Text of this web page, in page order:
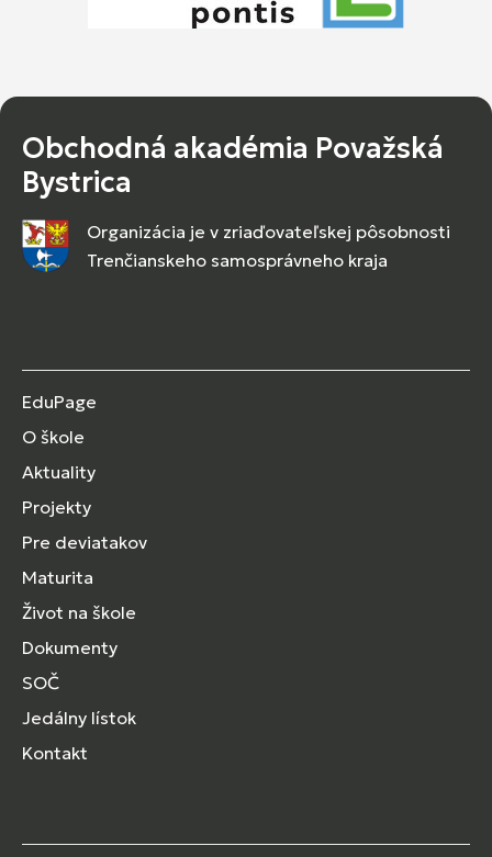
Obchodná akadémia Považská
Bystrica
Organizácia je v zriaďovateľskej pôsobnosti
Trenčianskeho samosprávneho kraja
EduPage
O škole
Aktuality
Projekty
Pre deviatakov
Maturita
Život na škole
Dokumenty
SOČ
Jedálny lístok
Kontakt